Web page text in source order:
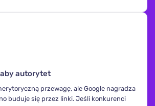
autorytet
przewagę, ale Google nagradza
buduje się przez linki. Jeśli konkurenci